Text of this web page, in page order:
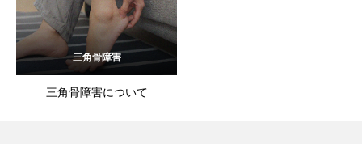
三角骨障害
三角骨障害について